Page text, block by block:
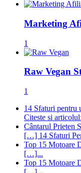
Marketing
1
Raw Vegan
1
14 Sfaturi pentru
Citeste si
Cântarul Prieten
[…] 14 Sfaturi
Top 15 Motoare
[…]...
Top 15 Motoare